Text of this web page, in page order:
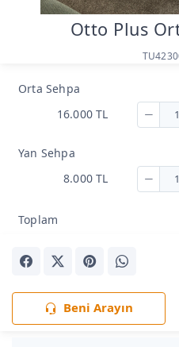
Otto Plus
Orta Sehpa
16.000 TL
Yan Sehpa
8.000 TL
Toplam
Beni Arayın